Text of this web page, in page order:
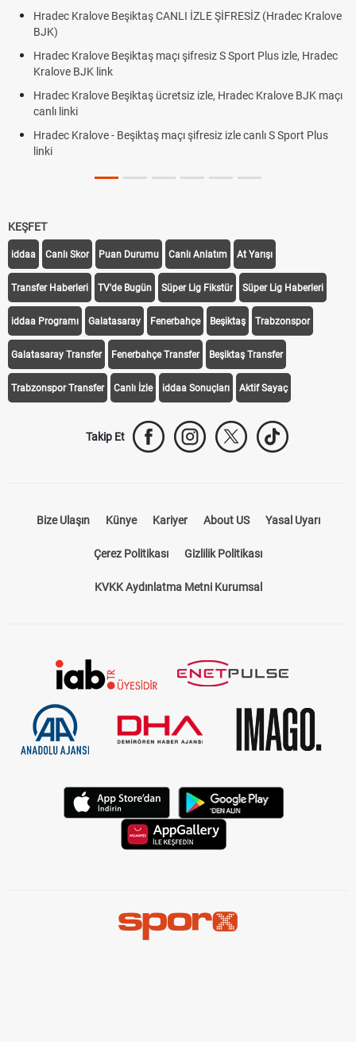
Hradec Kralove Beşiktaş CANLI İZLE ŞİFRESİZ (Hradec Kralove
BJK)
Hradec Kralove Beşiktaş maçı şifresiz S Sport Plus izle, Hradec
Kralove BJK link
Hradec Kralove Beşiktaş ücretsiz izle, Hradec Kralove BJK maçı
canlı linki
Hradec Kralove - Beşiktaş maçı şifresiz izle canlı S Sport Plus
linki
KEŞFET
iddaa Canlı Skor Puan Durumu Canlı Anlatım At Yarışı
Transfer Haberleri TV'de Bugün Süper Lig Fikstür Süper Lig Haberleri
iddaa Programı Galatasaray Fenerbahçe Beşiktaş Trabzonspor
Galatasaray Transfer Fenerbahçe Transfer Beşiktaş Transfer
Trabzonspor Transfer Canlı İzle iddaa Sonuçları Aktif Sayaç
Takip Et
Bize Ulaşın Künye Kariyer About US Yasal Uyarı
Çerez Politikası Gizlilik Politikası
KVKK Aydınlatma Metni Kurumsal